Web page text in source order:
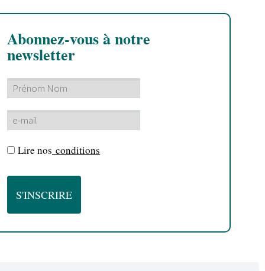
Abonnez-vous à notre
newsletter
Lire nos conditions